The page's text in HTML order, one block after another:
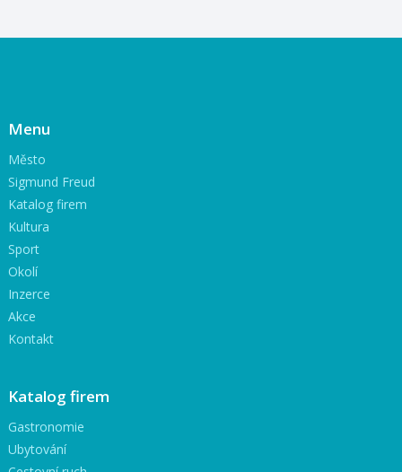
Menu
Město
Sigmund Freud
Katalog firem
Kultura
Sport
Okolí
Inzerce
Akce
Kontakt
Katalog firem
Gastronomie
Ubytování